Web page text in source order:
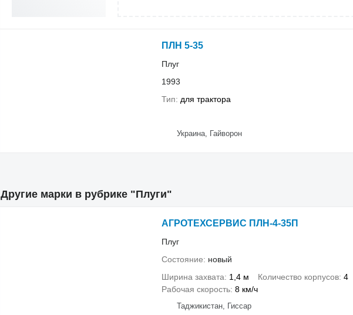
ПЛН 5-35
Плуг
1993
Тип
для трактора
Украина, Гайворон
Другие марки в рубрике "Плуги"
АГРОТЕХСЕРВИС ПЛН-4-35П
Плуг
Состояние
новый
Ширина захвата
1,4 м Количество корпусов 4
Рабочая скорость 8 км/ч
Таджикистан, Гиссар